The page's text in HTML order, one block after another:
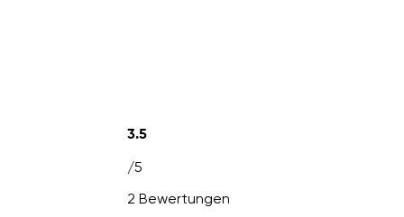
3.5
/5
2 Bewertungen